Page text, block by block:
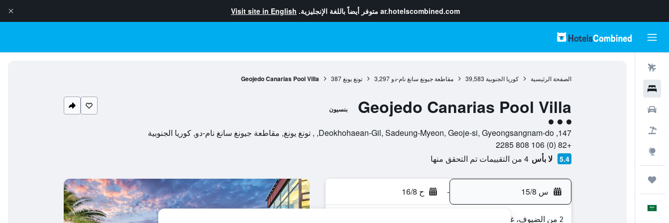
ar.hotelscombined.com متوفر أيضاً باللغة الإنجليزية. Visit site in English
الصفحة الرئيسية كوريا الجنوبية 39,583 مقاطعة جيونغ سانغ نام-دو 3,297 تونغ يونغ 387
Geojedo Canarias Pool Villa
Geojedo Canarias Pool Villa بنسيون
تقييم فئة 3
147, Deokhohaean-Gil, Sadeung-Myeon, Geoje-si, Gyeongsangnam-do, , تونغ يونغ, مقاطعة جيونغ سانغ نام-دو, كوريا الجنوبية
+82 (0) 106 808 2285
5.4 لا بأس 4 من التقييمات تم التحقق منها
س 15/8 - ح 16/8
2 من الضيوف، غرفة واحدة